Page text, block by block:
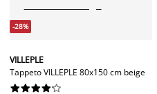
-28%
VILLEPLE
Tappeto VILLEPLE 80x150 cm beige





